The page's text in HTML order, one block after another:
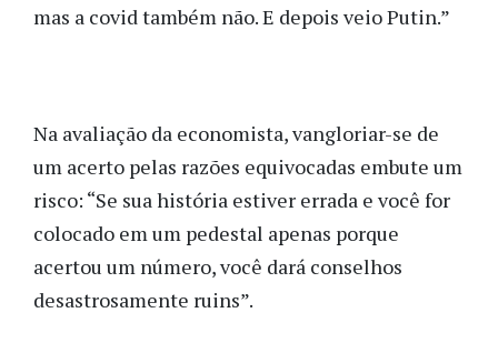
mas a covid também não. E depois veio Putin.”
Na avaliação da economista, vangloriar-se de
um acerto pelas razões equivocadas embute um
risco: “Se sua história estiver errada e você for
colocado em um pedestal apenas porque
acertou um número, você dará conselhos
desastrosamente ruins”.